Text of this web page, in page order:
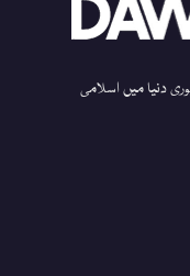
دنیا میں اسلامی